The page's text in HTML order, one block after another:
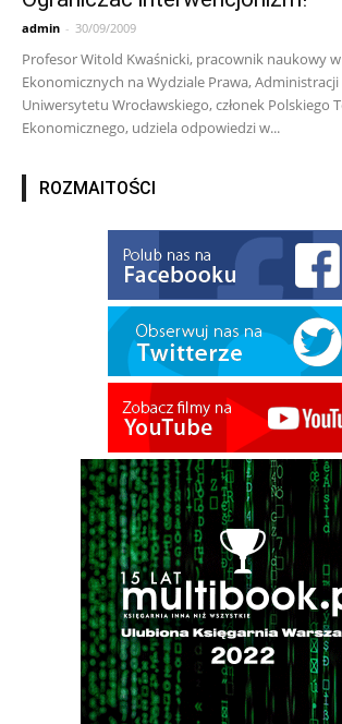
admin - 30/09/2009
Profesor Witold Kwaśnicki, pracownik naukowy
Ekonomicznych na Wydziale Prawa,
Uniwersytetu Wrocławskiego, członek Polskiego
Ekonomicznego, udziela odpowiedzi w...
ROZMAITOŚCI